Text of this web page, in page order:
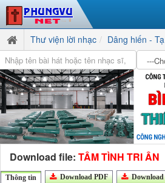
Thư viện lời nhạc Dâng hiến -
Download file: TÂM TÌNH TRI ÂN
Thông tin Download PDF Download